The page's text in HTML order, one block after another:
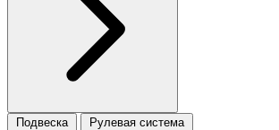
Подвеска Рулевая система